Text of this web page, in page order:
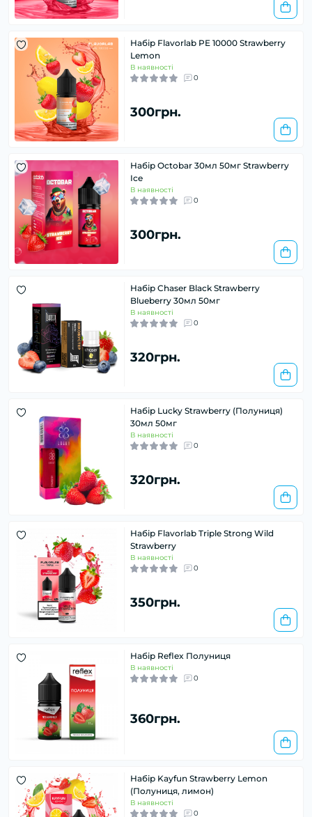
Набір Flavorlab PE 10000 Strawberry
Lemon
В наявності
0
300грн.
Набір Octobar 30мл 50мг Strawberry
Ice
В наявності
0
300грн.
Набір Chaser Black Strawberry
Blueberry 30мл 50мг
В наявності
0
320грн.
Набір Lucky Strawberry (Полуниця)
30мл 50мг
В наявності
0
320грн.
Набір Flavorlab Triple Strong Wild
Strawberry
В наявності
0
350грн.
Набір Reflex Полуниця
В наявності
0
360грн.
Набір Kayfun Strawberry Lemon
(Полуниця, лимон)
В наявності
0